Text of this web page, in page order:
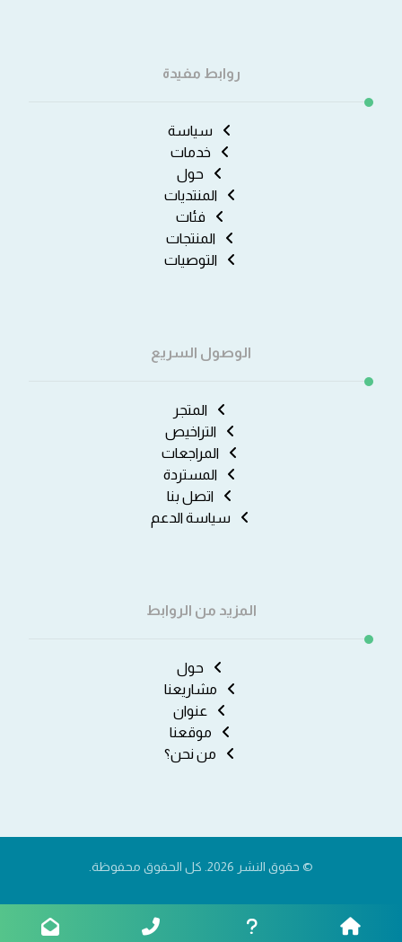
روابط مفيدة
سياسة
خدمات
حول
المنتديات
فئات
المنتجات
التوصيات
الوصول السريع
المتجر
التراخيص
المراجعات
المستردة
اتصل بنا
سياسة الدعم
المزيد من الروابط
حول
مشاريعنا
عنوان
موقعنا
من نحن؟
© حقوق النشر 2026. كل الحقوق محفوظة.
سياسة الخصوصية